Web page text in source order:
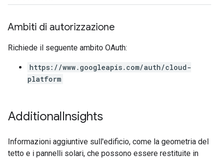
Ambiti di autorizzazione
Richiede il seguente ambito OAuth:
https://www.googleapis.com/auth/cloud-
platform
AdditionalInsights
Informazioni aggiuntive sull'edificio, come la geometria del
tetto e i pannelli solari, che possono essere restituite in